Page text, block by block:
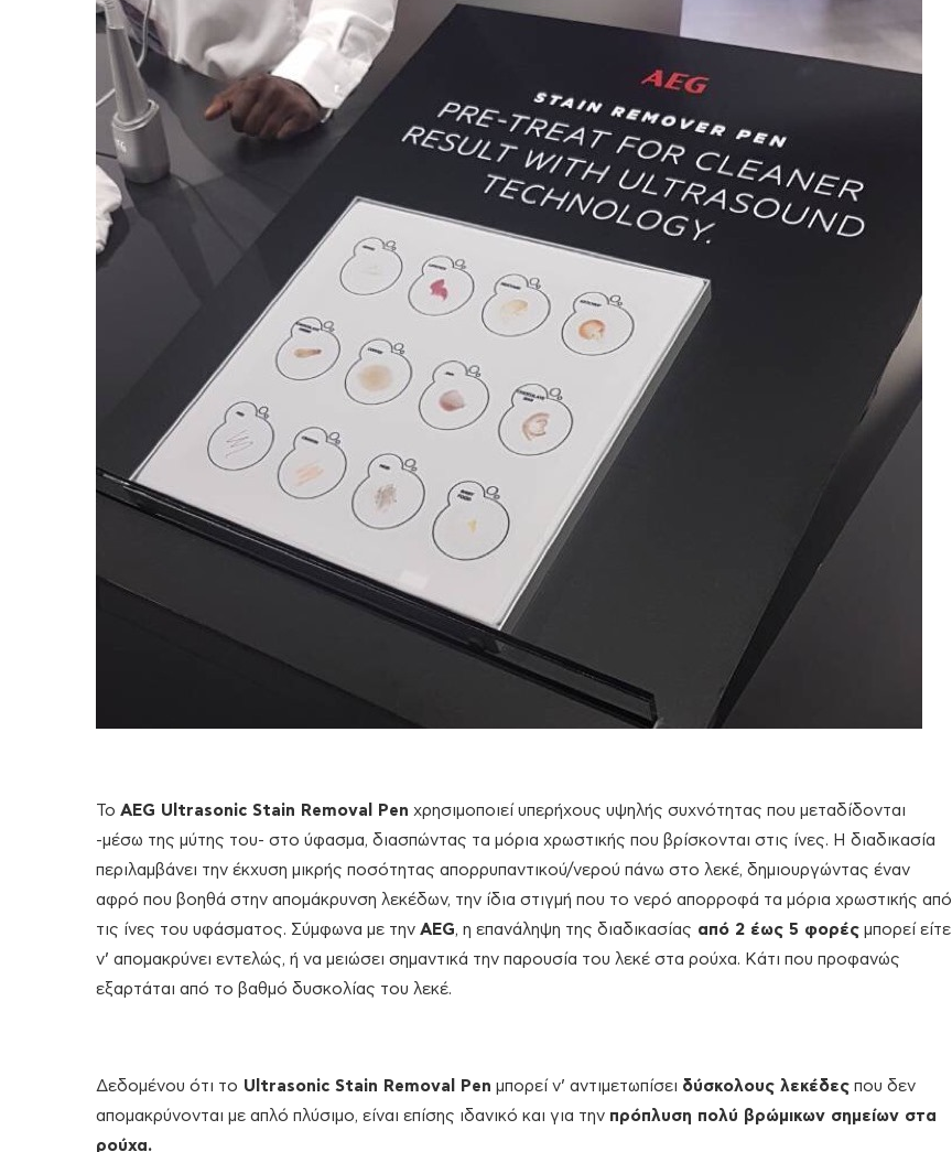
Το AEG Ultrasonic Stain Removal Pen χρησιμοποιεί υπερήχους υψηλής συχνότητας που μεταδίδονται
-μέσω της μύτης του- στο ύφασμα, διασπώντας τα μόρια χρωστικής που βρίσκονται στις ίνες. Η διαδικασία
περιλαμβάνει την έκχυση μικρής ποσότητας απορρυπαντικού/νερού πάνω στο λεκέ, δημιουργώντας έναν
αφρό που βοηθά στην απομάκρυνση λεκέδων, την ίδια στιγμή που το νερό απορροφά τα μόρια χρωστικής από
τις ίνες του υφάσματος. Σύμφωνα με την AEG, η επανάληψη της διαδικασίας από 2 έως 5 φορές μπορεί είτε
ν’ απομακρύνει εντελώς, ή να μειώσει σημαντικά την παρουσία του λεκέ στα ρούχα. Κάτι που προφανώς
εξαρτάται από το βαθμό δυσκολίας του λεκέ.
Δεδομένου ότι το Ultrasonic Stain Removal Pen μπορεί ν’ αντιμετωπίσει δύσκολους λεκέδες που δεν
απομακρύνονται με απλό πλύσιμο, είναι επίσης ιδανικό και για την πρόπλυση πολύ βρώμικων σημείων στα
ρούχα.